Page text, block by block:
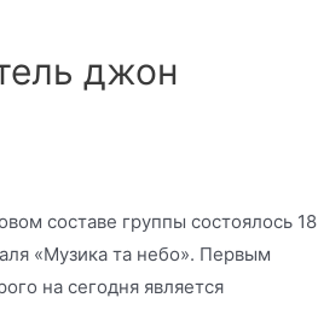
джон
составе группы состоялось 18
«Музика та небо». Первым
на сегодня является